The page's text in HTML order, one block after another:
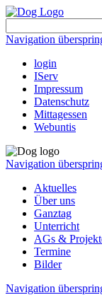
Navigation
login
IServ
Impressum
Datenschutz
Mittagessen
Webuntis
Navigation
Aktuelles
Über uns
Ganztag
Unterricht
AGs &
Termine
Bilder
Navigation